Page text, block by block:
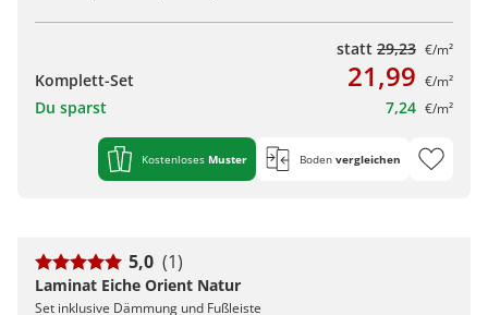
statt 29,23 €/m²
Komplett-Set 21,99 €/m²
Du sparst 7,24 €/m²
Kostenloses Muster Boden vergleichen
5,0 (1)
Laminat Eiche Orient Natur
Set inklusive Dämmung und Fußleiste